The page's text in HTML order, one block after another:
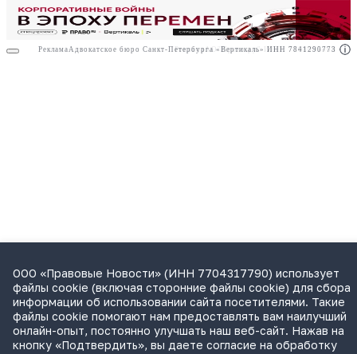
Реклама АО"Право.ру" ИНН: 7708095468
Реклама Адвокатское бюро Санкт-Петербурга «Вертикаль» ИНН 7841290773
ООО «Правовые Новости» (ИНН 7704317790) использует
файлы cookie (включая сторонние файлы cookie) для сбора
информации об использовании сайта посетителями. Такие
файлы cookie помогают нам предоставлять вам наилучший
онлайн-опыт, постоянно улучшать наш веб-сайт. Нажав на
кнопку «Подтвердить», вы даете согласие на обработку